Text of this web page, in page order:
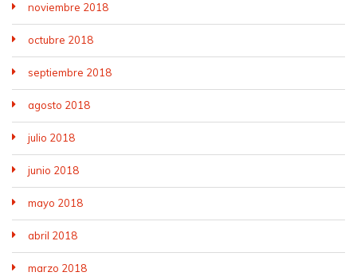
noviembre 2018
octubre 2018
septiembre 2018
agosto 2018
julio 2018
junio 2018
mayo 2018
abril 2018
marzo 2018